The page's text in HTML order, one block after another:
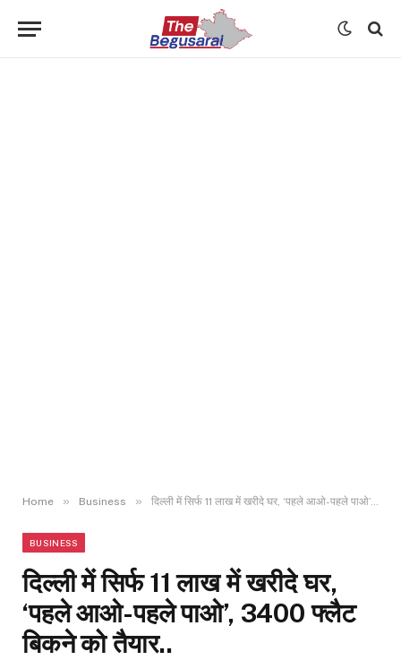
Home » Business » दिल्ली में सिर्फ 11 लाख में खरीदे घर, ‘पहले आओ-पहले पाओ’, 3400 फ्लैट बिकने को तैयार..
BUSINESS
दिल्ली में सिर्फ 11 लाख में खरीदे घर,
‘पहले आओ-पहले पाओ’, 3400 फ्लैट
बिकने को तैयार..